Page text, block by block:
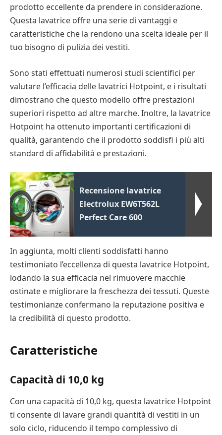
prodotto eccellente da prendere in considerazione.
Questa lavatrice offre una serie di vantaggi e
caratteristiche che la rendono una scelta ideale per il
tuo bisogno di pulizia dei vestiti.
Sono stati effettuati numerosi studi scientifici per
valutare l’efficacia delle lavatrici Hotpoint, e i risultati
dimostrano che questo modello offre prestazioni
superiori rispetto ad altre marche. Inoltre, la lavatrice
Hotpoint ha ottenuto importanti certificazioni di
qualità, garantendo che il prodotto soddisfi i più alti
standard di affidabilità e prestazioni.
Recensione lavatrice
Electrolux EW6T562L
Perfect Care 600
In aggiunta, molti clienti soddisfatti hanno
testimoniato l’eccellenza di questa lavatrice Hotpoint,
lodando la sua efficacia nel rimuovere macchie
ostinate e migliorare la freschezza dei tessuti. Queste
testimonianze confermano la reputazione positiva e
la credibilità di questo prodotto.
Caratteristiche
Capacità di 10,0 kg
Con una capacità di 10,0 kg, questa lavatrice Hotpoint
ti consente di lavare grandi quantità di vestiti in un
solo ciclo, riducendo il tempo complessivo di